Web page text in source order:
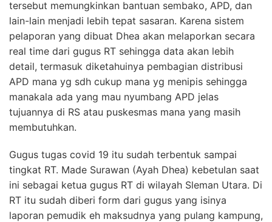
tersebut memungkinkan bantuan sembako, APD, dan
lain-lain menjadi lebih tepat sasaran. Karena sistem
pelaporan yang dibuat Dhea akan melaporkan secara
real time dari gugus RT sehingga data akan lebih
detail, termasuk diketahuinya pembagian distribusi
APD mana yg sdh cukup mana yg menipis sehingga
manakala ada yang mau nyumbang APD jelas
tujuannya di RS atau puskesmas mana yang masih
membutuhkan.
Gugus tugas covid 19 itu sudah terbentuk sampai
tingkat RT. Made Surawan (Ayah Dhea) kebetulan saat
ini sebagai ketua gugus RT di wilayah Sleman Utara. Di
RT itu sudah diberi form dari gugus yang isinya
laporan pemudik eh maksudnya yang pulang kampung,